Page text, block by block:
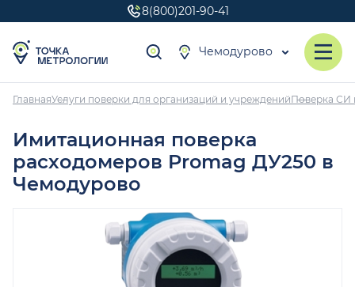
8(800)201-90-41
Чемодурово
ГлавнаяУслуги поверки для организаций и учрежденийПоверка СИ
Имитационная поверка
расходомеров Promag ДУ250 в
Чемодурово